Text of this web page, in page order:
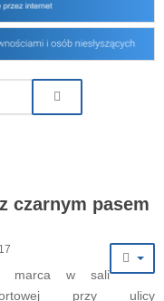
czarnym pasem
marca w sali
przy ulicy